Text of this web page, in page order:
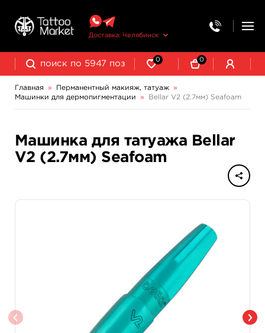
Доставка: Челябинск
0 0
Главная » Перманентный макияж, татуаж
»
Машинки для дермопигментации
» Bellar V2 (2.7мм) Seafoam
Машинка для татуажа Bellar
V2 (2.7мм) Seafoam